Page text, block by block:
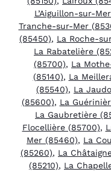
L’Aiguillon-sur-
Tranche-sur-Mer
(85450), La Roche-
La Rabatelière
(85700), La
(85140), La
(85540), La
(85600), La
La Gaubretière
Flocellière (85700),
Mer (85460), La
(85260), La
(85210), La